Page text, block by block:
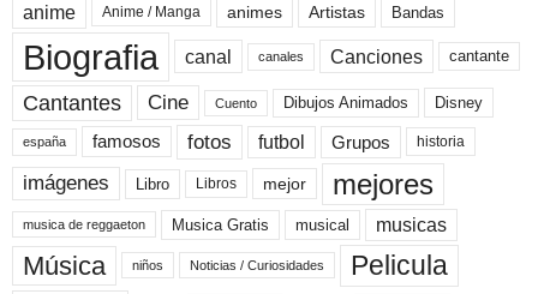
anime Anime / Manga animes Artistas Bandas
Biografia canal canales Canciones cantante
Cantantes Cine Cuento Dibujos Animados Disney
españa famosos fotos futbol Grupos historia
imágenes Libro Libros mejor mejores
musica de reggaeton Musica Gratis musical musicas
Música niños Noticias / Curiosidades Pelicula